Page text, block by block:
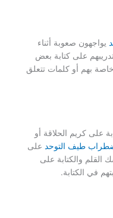
يواجهون صعوبة أثناء
على كتابة بعض
بهم أو كلمات تتعلق
على كريم الحلاقة أو
طيف التوحد على
القلم والكتابة على
في الكتابة.